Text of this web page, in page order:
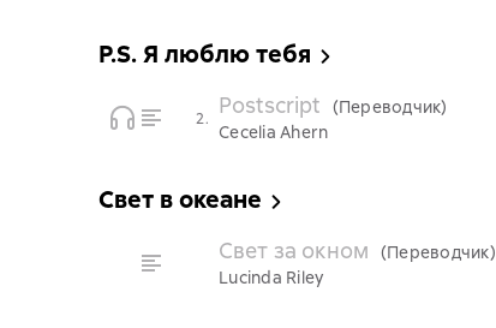
P.S. Я люблю тебя
2. Postscript
(Переводчик)
Cecelia Ahern
Свет в океане
Свет за окном
(Переводчик)
Lucinda Riley